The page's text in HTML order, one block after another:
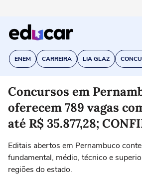
ENEM CARREIRA LIA GLAZ
Concursos em
oferecem 789 vagas
até R$ 35.877,28;
Editais abertos em Pernambuco
fundamental, médio, técnico e
regiões do estado.